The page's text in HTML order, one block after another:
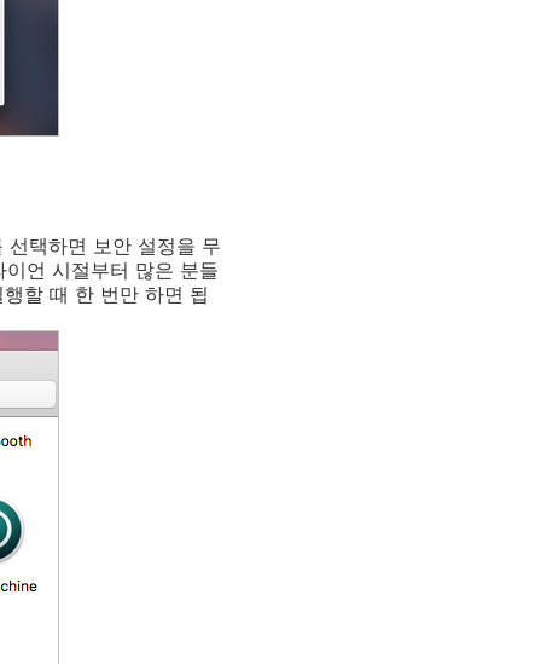
택하면 보안 설정을 무
언 시절부터 많은 분들
할 때 한 번만 하면 됩